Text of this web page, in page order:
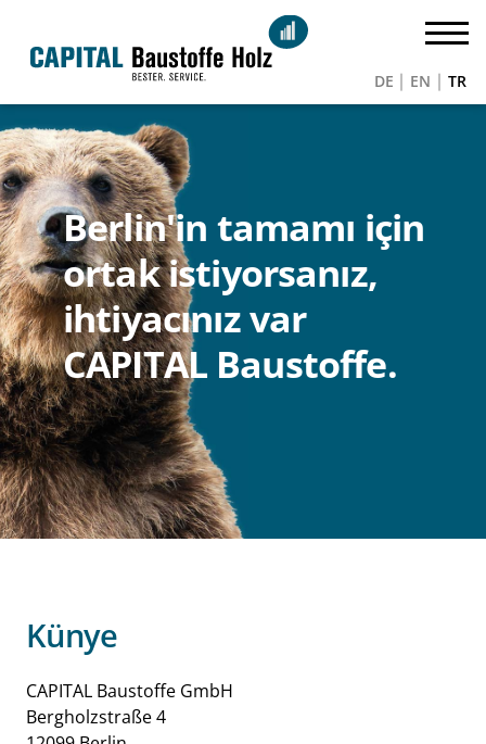
DE EN TR
Berlin'in tamamı için
ortak istiyorsanız,
ihtiyacınız var
CAPITAL Baustoffe.
Künye
CAPITAL Baustoffe GmbH
Bergholzstraße 4